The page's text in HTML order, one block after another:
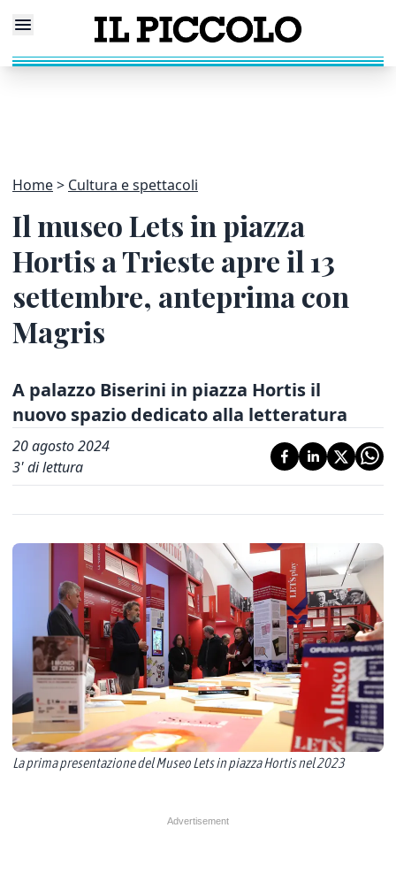
Home Cultura e spettacoli
Il museo Lets in piazza
Hortis a Trieste apre il 13
settembre, anteprima con
Magris
A palazzo Biserini in piazza Hortis il
nuovo spazio dedicato alla letteratura
20 agosto 2024
3' di lettura
La prima presentazione del Museo Lets in piazza Hortis nel 2023